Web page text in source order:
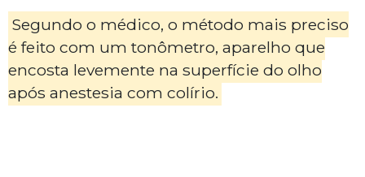
Segundo o médico, o método mais preciso
é feito com um tonômetro, aparelho que
encosta levemente na superfície do olho
após anestesia com colírio.